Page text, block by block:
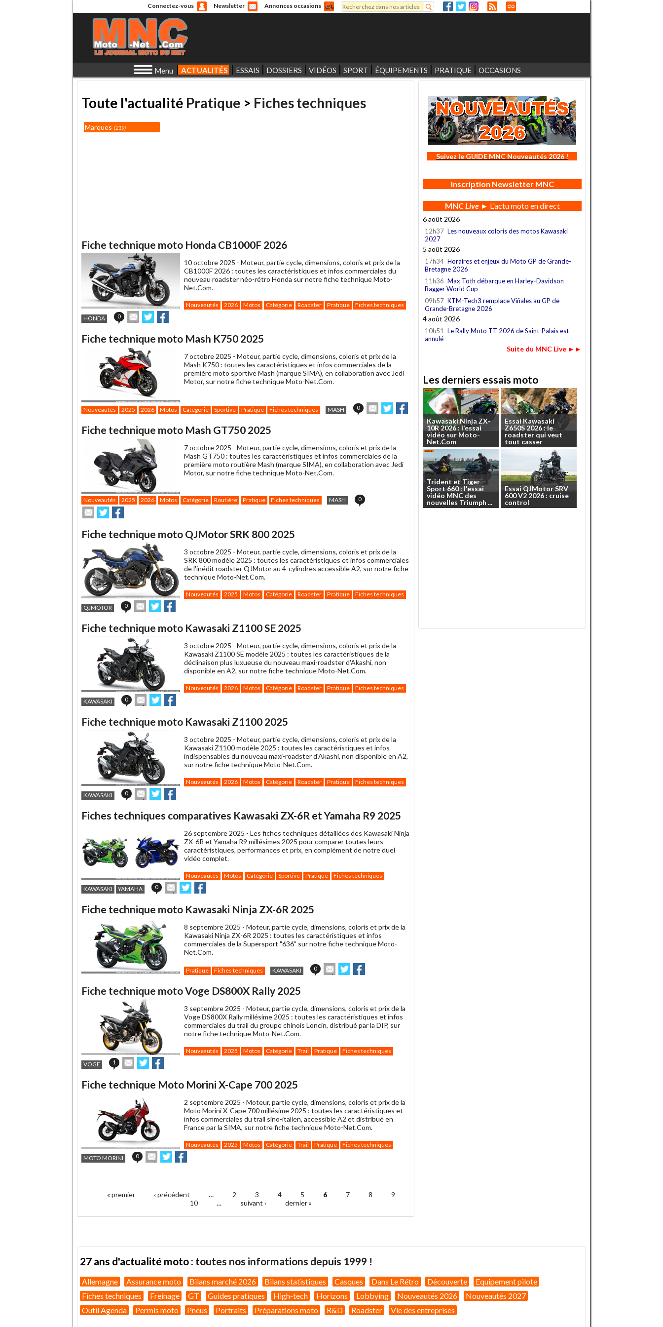
Connectez-vous Newsletter Annonces occasions
Formulaire de recherche
Rechercher
Menu ACTUALITÉS ESSAIS DOSSIERS VIDÉOS SPORT ÉQUIPEMENTS PRATIQUE OCCASIONS
Toute l'actualité Pratique > Fiches techniques
Marques 219
Fiche technique moto Honda CB1000F 2026
10 octobre 2025 - Moteur, partie cycle, dimensions, coloris et prix de la
CB1000F 2026 : toutes les caractéristiques et infos commerciales du
nouveau roadster néo-rétro Honda sur notre fiche technique Moto-
Net.Com.
Nouveautés 2026 Motos Catégorie Roadster Pratique
Fiches techniques
HONDA
0
Envoyer
cet
à
un
ami
Partager
sur sur
Fiche technique moto Mash K750 2025
7 octobre 2025 - Moteur, partie cycle, dimensions, coloris et prix de la
Mash K750 : toutes les caractéristiques et infos commerciales de la
première moto sportive Mash (marque SIMA), en collaboration avec Jedi
Motor, sur notre fiche technique Moto-Net.Com.
Nouveautés 2025 2026 Motos Catégorie Sportive Pratique Fiches techniques MASH 0
Envoyer
cet
ami
Partager
sur
Partager
sur
Fiche technique moto Mash GT750 2025
7 octobre 2025 - Moteur, partie cycle, dimensions, coloris et prix de la
Mash GT750 : toutes les caractéristiques et infos commerciales de la
première moto routière Mash (marque SIMA), en collaboration avec Jedi
Motor, sur notre fiche technique Moto-Net.Com.
Nouveautés 2025 2026 Motos Catégorie Routière Pratique Fiches techniques MASH 0
Envoyer
cet
à
ami
Partager
sur
sur
Fiche technique moto QJMotor SRK 800 2025
3 octobre 2025 - Moteur, partie cycle, dimensions, coloris et prix de la
SRK 800 modèle 2025 : toutes les caractéristiques et infos commerciales
de l'inédit roadster QJMotor au 4-cylindres accessible A2, sur notre fiche
technique Moto-Net.Com.
Nouveautés 2025 Motos Catégorie Roadster Pratique
Fiches techniques
QJMOTOR
0
Envoyer
cet
à
un
ami
Partager
sur sur
Fiche technique moto Kawasaki Z1100 SE 2025
3 octobre 2025 - Moteur, partie cycle, dimensions, coloris et prix de la
Kawasaki Z1100 SE modèle 2025 : toutes les caractéristiques de la
déclinaison plus luxueuse du nouveau maxi-roadster d'Akashi, non
disponible en A2, sur notre fiche technique Moto-Net.Com.
Nouveautés 2026 Motos Catégorie Roadster Pratique
Fiches techniques
KAWASAKI
0
Envoyer
cet
à
ami
Partager
sur sur
Fiche technique moto Kawasaki Z1100 2025
3 octobre 2025 - Moteur, partie cycle, dimensions, coloris et prix de la
Kawasaki Z1100 modèle 2025 : toutes les caractéristiques et infos
indispensables du nouveau maxi-roadster d'Akashi, non disponible en A2,
sur notre fiche technique Moto-Net.Com.
Nouveautés 2026 Motos Catégorie Roadster Pratique
Fiches techniques
KAWASAKI
0
Envoyer
cet
à
Partager
sur sur
Fiches techniques comparatives Kawasaki ZX-6R et Yamaha R9 2025
26 septembre 2025 - Les fiches techniques détaillées des Kawasaki Ninja
ZX-6R et Yamaha R9 millésimes 2025 pour comparer toutes leurs
caractéristiques, performances et prix, en complément de notre duel
vidéo complet.
Nouveautés Motos Catégorie Sportive Pratique
Fiches techniques
KAWASAKI
YAMAHA 0
Envoyer
cet
à
ami
Partager
sur sur
Fiche technique moto Kawasaki Ninja ZX-6R 2025
8 septembre 2025 - Moteur, partie cycle, dimensions, coloris et prix de la
Kawasaki Ninja ZX-6R 2025 : toutes les caractéristiques et infos
commerciales de la Supersport "636" sur notre fiche technique Moto-
Net.Com.
Pratique Fiches techniques KAWASAKI 0
Envoyer
cet
ami
Partager
sur sur
Fiche technique moto Voge DS800X Rally 2025
3 septembre 2025 - Moteur, partie cycle, dimensions, coloris et prix de la
Voge DS800X Rally millésime 2025 : toutes les caractéristiques et infos
commerciales du trail du groupe chinois Loncin, distribué par la DIP, sur
notre fiche technique Moto-Net.Com.
Nouveautés 2025 Motos Catégorie Trail Pratique
Fiches techniques
VOGE
1
Envoyer
cet
à
Partager
sur sur
Fiche technique Moto Morini X-Cape 700 2025
2 septembre 2025 - Moteur, partie cycle, dimensions, coloris et prix de la
Moto Morini X-Cape 700 millésime 2025 : toutes les caractéristiques et
infos commerciales du trail sino-italien, accessible A2 et distribué en
France par la SIMA, sur notre fiche technique Moto-Net.Com.
Nouveautés 2025 Motos Catégorie Trail Pratique
Fiches techniques
MOTO MORINI
0
Envoyer
cet
ami
Partager
sur sur
Pages« premier ‹ précédent … 2 3 4 5 6 7 8
9
10
… suivant › dernier »
Suivez le GUIDE MNC Nouveautés 2026 !
Inscription Newsletter MNC
MNCLive► L'actu moto en direct
6 août 2026
12h37 Les nouveaux coloris des motos Kawasaki
2027
5 août 2026
17h34 Horaires et enjeux du Moto GP de Grande-
Bretagne 2026
11h36 Max Toth débarque en Harley-Davidson
Bagger World Cup
09h57 KTM-Tech3 remplace Viñales au GP de
Grande-Bretagne 2026
4 août 2026
10h51
Le Rally Moto TT 2026 de Saint-Palais est
annulé
Suite du MNC Live ►►
Les derniers essais moto
KawasakiNinja ZX-
10R2026: l'essai
vidéo sur Moto-
Net.Com
EssaiKawasaki
Z650S 2026:le
roadster qui veut
tout casser
Trident etTiger
Sport660:l'essai
vidéo MNC des
nouvelles Triumph ...
Essai QJMotorSRV
600V2 2026 : cruise
control
27 ans d'actualité moto : toutes nos informations depuis 1999 !
Allemagne Assurance moto Bilans marché 2026 Bilans statistiques Casques Dans Le Rétro Découverte
Equipement pilote
Fiches techniques
Freinage GT Guides pratiques High-tech Horizons Lobbying Nouveautés 2026
Nouveautés 2027
Outil Agenda
Permis moto Pneus Portraits Préparations moto R&D Roadster Vie des entreprises